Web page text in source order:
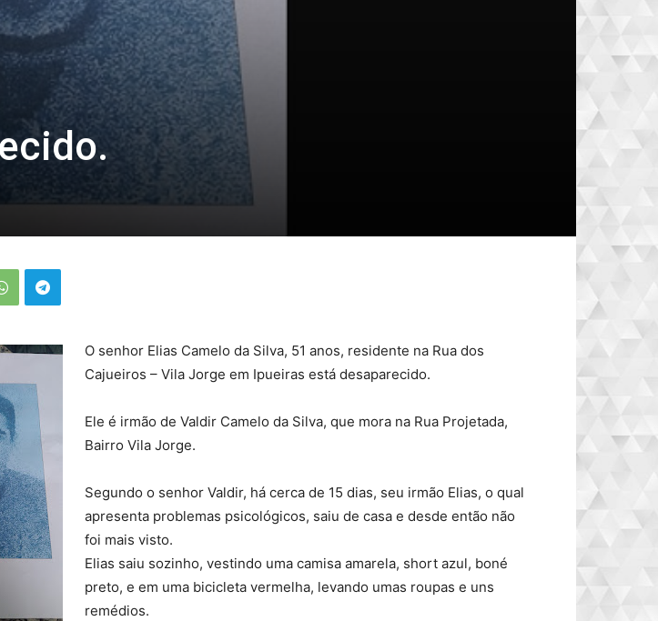
O senhor Elias Camelo da Silva, 51 anos, residente na Rua dos
Cajueiros – Vila Jorge em Ipueiras está desaparecido.
Ele é irmão de Valdir Camelo da Silva, que mora na Rua Projetada,
Bairro Vila Jorge.
Segundo o senhor Valdir, há cerca de 15 dias, seu irmão Elias, o qual
apresenta problemas psicológicos, saiu de casa e desde então não
foi mais visto.
Elias saiu sozinho, vestindo uma camisa amarela, short azul, boné
preto, e em uma bicicleta vermelha, levando umas roupas e uns
remédios.